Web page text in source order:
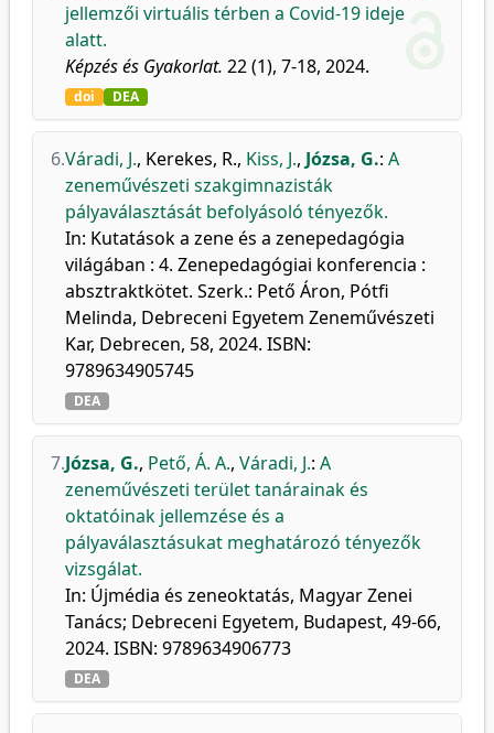
jellemzői virtuális térben a Covid-19 ideje
alatt.
Képzés és Gyakorlat. 22 (1), 7-18, 2024.
doi DEA
6.Váradi, J., Kerekes, R., Kiss, J., Józsa, G.: A
zeneművészeti szakgimnazisták
pályaválasztását befolyásoló tényezők.
In: Kutatások a zene és a zenepedagógia
világában : 4. Zenepedagógiai konferencia :
absztraktkötet. Szerk.: Pető Áron, Pótfi
Melinda, Debreceni Egyetem Zeneművészeti
Kar, Debrecen, 58, 2024. ISBN:
9789634905745
DEA
7.Józsa, G., Pető, Á. A., Váradi, J.: A
zeneművészeti terület tanárainak és
oktatóinak jellemzése és a
pályaválasztásukat meghatározó tényezők
vizsgálat.
In: Újmédia és zeneoktatás, Magyar Zenei
Tanács; Debreceni Egyetem, Budapest, 49-66,
2024. ISBN: 9789634906773
DEA